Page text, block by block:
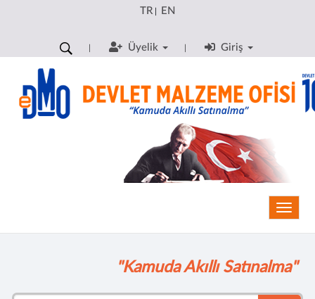
TR| EN
Üyelik Giriş
"Kamuda Akıllı Satınalma"